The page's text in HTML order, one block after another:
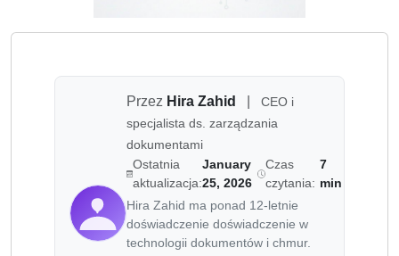
Przez Hira Zahid
CEO i
specjalista ds. zarządzania
dokumentami
Ostatnia
aktualizacja:
January
25, 2026
Czas
czytania:
7
min
Hira Zahid ma ponad 12-letnie
doświadczenie doświadczenie w
technologii dokumentów i chmur.